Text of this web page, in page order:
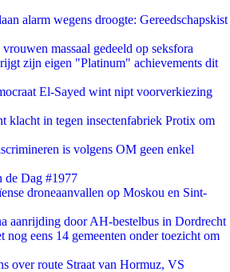
alarm wegens droogte: Gereedschapskist
massaal gedeeld op seksfora
zijn eigen "Platinum" achievements dit
El-Sayed wint nipt voorverkiezing
klacht in tegen insectenfabriek Protix om
is volgens OM geen enkel
de Dag #1977
droneaanvallen op Moskou en Sint-
aanrijding door AH-bestelbus in Dordrecht
nog eens 14 gemeenten onder toezicht om
over route Straat van Hormuz, VS